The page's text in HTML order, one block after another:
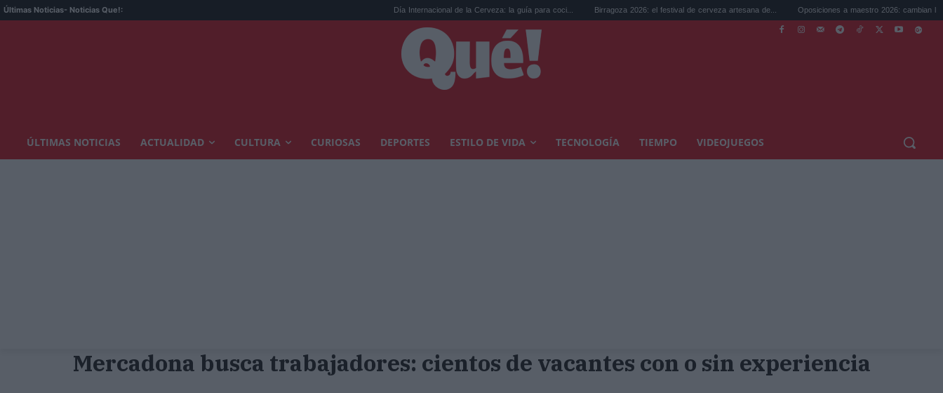
Últimas Noticias- Noticias Que!: Día Internacional de la Cerveza: la guía para coci... Birragoza 2026: el festival de cerveza artesana de... Oposiciones a maestro 2026: cambian la legislación...
ÚLTIMAS NOTICIAS ACTUALIDAD CULTURA CURIOSAS DEPORTES ESTILO DE VIDA TECNOLOGÍA TIEMPO VIDEOJUEGOS
Mercadona busca trabajadores: cientos de vacantes con o sin experiencia